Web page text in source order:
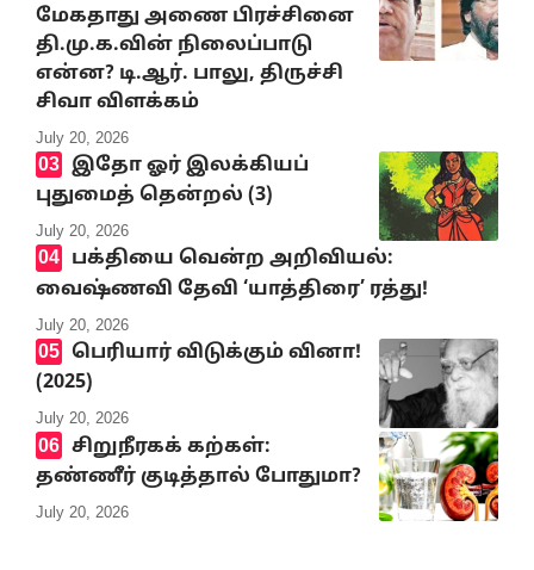
மேகதாது அணை பிரச்சினை
தி.மு.க.வின் நிலைப்பாடு
என்ன? டி.ஆர். பாலு, திருச்சி
சிவா விளக்கம்
July 20, 2026
இதோ ஓர் இலக்கியப்
புதுமைத் தென்றல் (3)
July 20, 2026
பக்தியை வென்ற அறிவியல்:
வைஷ்ணவி தேவி ‘யாத்திரை’ ரத்து!
July 20, 2026
பெரியார் விடுக்கும் வினா!
(2025)
July 20, 2026
சிறுநீரகக் கற்கள்:
தண்ணீர் குடித்தால் போதுமா?
July 20, 2026